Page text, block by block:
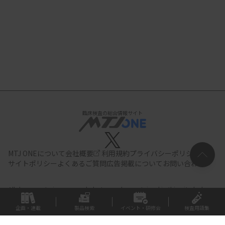
臨床検査の総合情報サイト
MTJ ONEについて会社概要 利用規約プライバシーポリシー
サイトポリシー よくあるご質問広告掲載について お問い合わせ
All documents,images and photographs contained in this site belong
to JIHO,Inc.
Use of these documents, images and photographs is
strictly prohibited.Copyright (C) JIHO,Inc.
企画・連載 製品検索 イベント・研修会 検査用語集